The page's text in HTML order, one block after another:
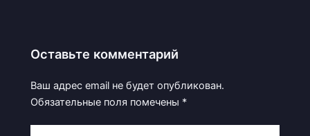
Оставьте комментарий
Ваш адрес email не будет опубликован.
Обязательные поля помечены *